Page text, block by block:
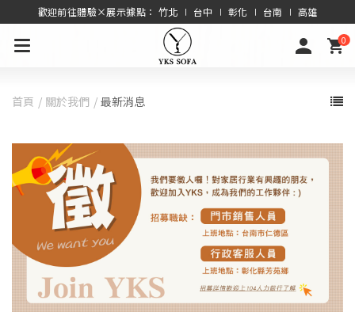
歡迎前往體驗×展示據點： 竹北 ∣ 台中 ∣ 彰化 ∣ 台南 ∣ 高雄
0
首頁 關於我們 最新消息